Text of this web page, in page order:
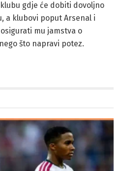
gdje će dobiti dovoljno
a klubovi poput Arsenal i
mu jamstva o
što napravi potez.